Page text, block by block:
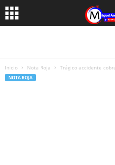
Inicio Nota Roja Trágico accidente
NOTA ROJA